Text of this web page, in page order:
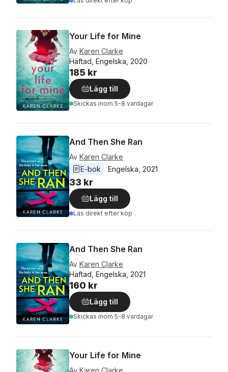
Your Life for Mine
Av Karen Clarke
Häftad, Engelska, 2020
185 kr
Lägg till
Skickas inom 5-8 vardagar
And Then She Ran
Av Karen Clarke
E-bok
Engelska 2021
33 kr
Lägg till
Läs direkt efter köp
And Then She Ran
Av Karen Clarke
Häftad, Engelska, 2021
160 kr
Lägg till
Skickas inom 5-8 vardagar
Your Life for Mine
Av Karen Clarke